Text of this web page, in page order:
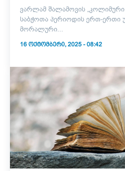
ვარლამ შალამოვის
საბჭოთა პერიოდის ერთ-ერთი
მორალური...
16 ᲝᲥᲢᲝᲛᲑᲔᲠᲘ, 2025 - 08:42